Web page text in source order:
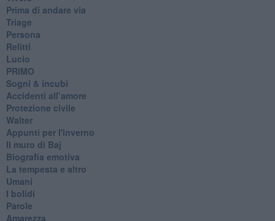
Prima di andare via
Triage
Persona
Relitti
Lucio
PRIMO
Sogni & incubi
Accidenti all’amore
Protezione civile
Walter
Appunti per l'inverno
Il muro di Baj
Biografia emotiva
La tempesta e altro
Umani
I bolidi
Parole
Amarezza